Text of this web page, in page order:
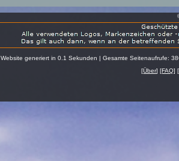
Website generiert in 0.1 Sekunden | Gesamte Seitenaufrufe:
[Über] [FAQ] [